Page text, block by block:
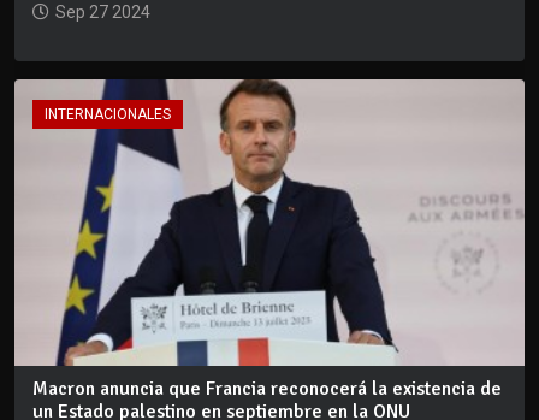
Sep 27 2024
INTERNACIONALES
Macron anuncia que Francia reconocerá la existencia de
un Estado palestino en septiembre en la ONU